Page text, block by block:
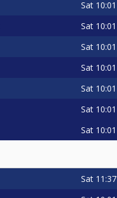
Sat 10:01
Sat 10:01
Sat 10:01
Sat 10:01
Sat 10:01
Sat 10:01
Sat 10:01
Sat 11:37